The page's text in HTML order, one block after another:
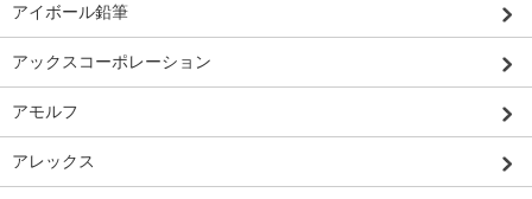
アイボール鉛筆
アックスコーポレーション
アモルフ
アレックス